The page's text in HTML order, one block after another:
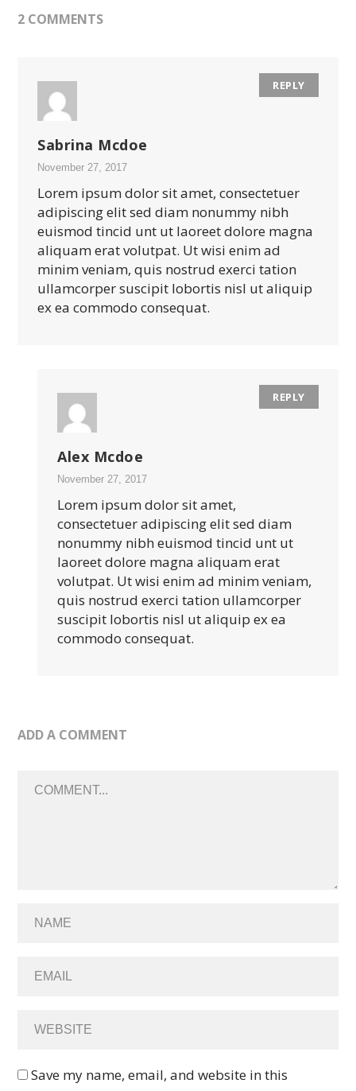
2 COMMENTS
Sabrina Mcdoe
November 27, 2017
Lorem ipsum dolor sit amet, consectetuer
adipiscing elit sed diam nonummy nibh
euismod tincid unt ut laoreet dolore magna
aliquam erat volutpat. Ut wisi enim ad
minim veniam, quis nostrud exerci tation
ullamcorper suscipit lobortis nisl ut aliquip
ex ea commodo consequat.
REPLY
Alex Mcdoe
November 27, 2017
Lorem ipsum dolor sit amet,
consectetuer adipiscing elit sed diam
nonummy nibh euismod tincid unt ut
laoreet dolore magna aliquam erat
volutpat. Ut wisi enim ad minim veniam,
quis nostrud exerci tation ullamcorper
suscipit lobortis nisl ut aliquip ex ea
commodo consequat.
REPLY
ADD A COMMENT
Save my name, email, and website in this